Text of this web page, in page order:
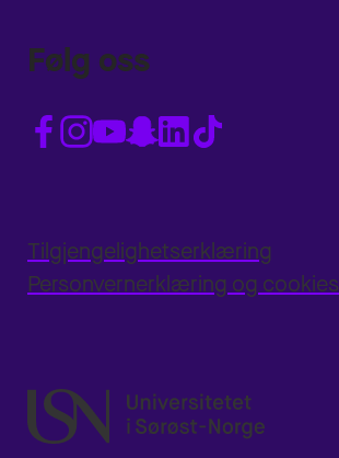
Følg oss
Tilgjengelighetserklæring
Personvernerklæring og cookies